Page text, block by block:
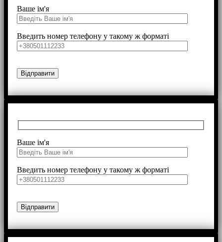
Ваше ім'я
Введить номер телефону у такому ж форматі
Ваше ім'я
Введить номер телефону у такому ж форматі